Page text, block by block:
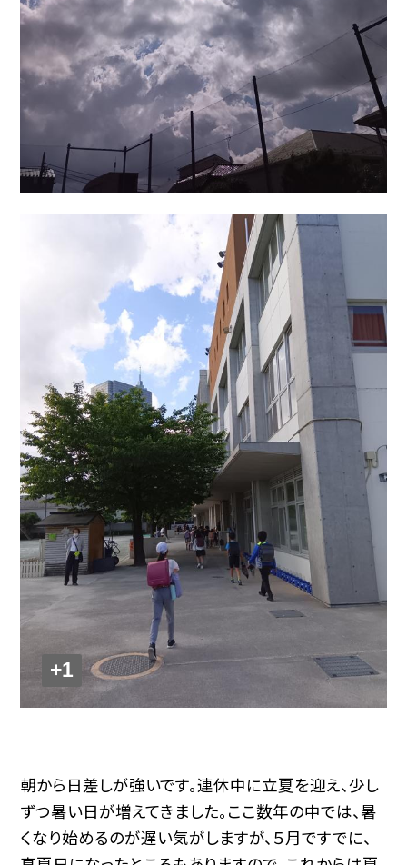
+1
朝から日差しが強いです。連休中に立夏を迎え、少し
ずつ暑い日が増えてきました。ここ数年の中では、暑
くなり始めるのが遅い気がしますが、５月ですでに、